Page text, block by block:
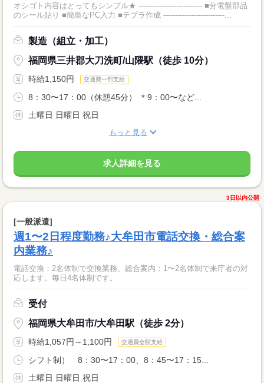
オシゴト内容はとってもシンプル★ --------------------------- ■分電盤部品
のシール貼り ■簡単なPC入力 ■テプラ作成 --------------------------...
製造（組立・加工）
福岡県三井郡大刀洗町/山隈駅（徒歩 10分）
時給1,150円 交通費一部支給
8：30〜17：00（休憩45分） ＊9：00〜など...
土曜日 日曜日 祝日
もっと見る
求人詳細を見る
3日以内公開
[一般派遣]
週1〜2日程度勤務♪大牟田市電話交換・総合案
内業務♪
電話交換：2名体制で交換業務、総合案内：1〜2名体制で来庁者の対
応します。毎日4名体制です。
受付
福岡県大牟田市/大牟田駅（徒歩 2分）
時給1,057円～1,100円 交通費全額支給
シフト制） 8：30〜17：00、8：45〜17：15...
土曜日 日曜日 祝日